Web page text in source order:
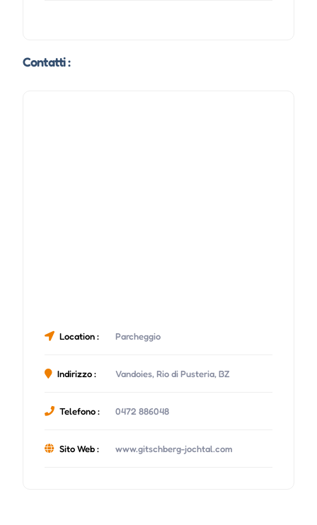
Contatti :
Location : Parcheggio
Indirizzo : Vandoies, Rio di Pusteria, BZ
Telefono : 0472 886048
Sito Web : www.gitschberg-jochtal.com